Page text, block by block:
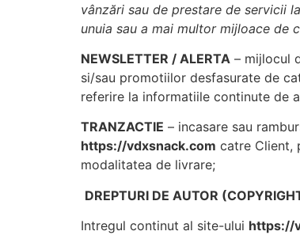
vânzări sau de prestare de servicii
unuia sau a mai multor mijloace de
NEWSLETTER / ALERTA – mijlocul
si/sau promotiilor desfasurate de
referire la informatiile continute de
TRANZACTIE – incasare sau
https://vdxsnack.com catre Client,
modalitatea de livrare;
DREPTURI DE AUTOR
Intregul continut al site-ului https://